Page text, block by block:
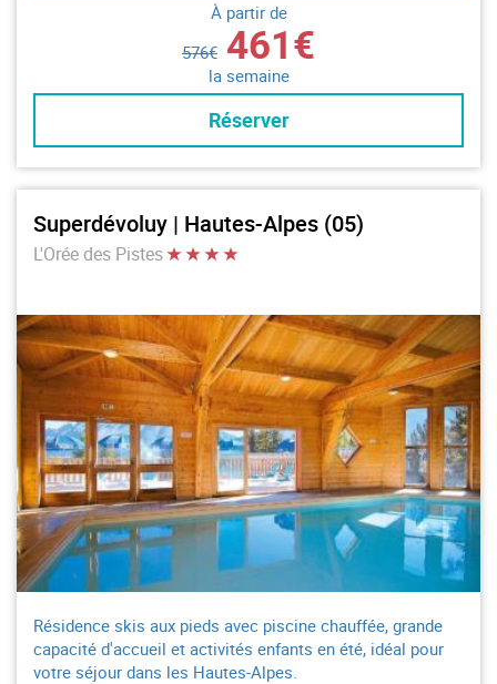
À partir de
576€ 461€
la semaine
Réserver
Superdévoluy | Hautes-Alpes (05)
L'Orée des Pistes
Résidence skis aux pieds avec piscine chauffée, grande
capacité d'accueil et activités enfants en été, idéal pour
votre séjour dans les Hautes-Alpes.